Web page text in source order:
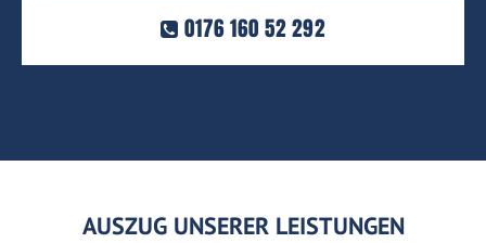
0176 160 52 292
AUSZUG UNSERER LEISTUNGEN